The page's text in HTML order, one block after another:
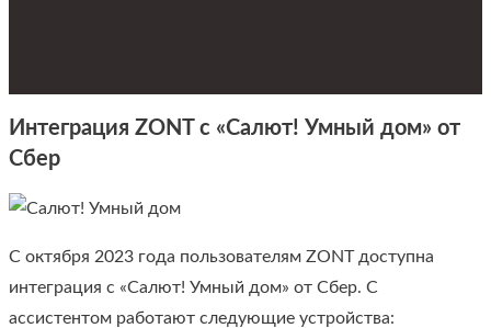
Интеграция ZONT с «Салют! Умный дом» от
Сбер
С октября 2023 года пользователям ZONT доступна
интеграция с «Салют! Умный дом» от Сбер. С
ассистентом работают следующие устройства: